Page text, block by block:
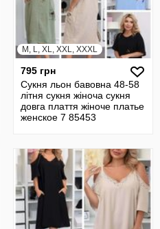
M, L, XL, XXL, XXXL
795 грн
Сукня льон бавовна 48-58
літня сукня жіноча сукня
довга плаття жіноче платье
женское 7 85453